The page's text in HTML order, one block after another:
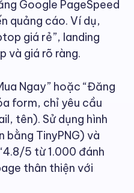
Google PageSpeed
quảng cáo. Ví dụ,
giá rẻ”, landing
và giá rõ ràng.
Ngay” hoặc “Đăng
form, chỉ yêu cầu
tên). Sử dụng hình
bằng TinyPNG) và
5 từ 1.000 đánh
thân thiện với